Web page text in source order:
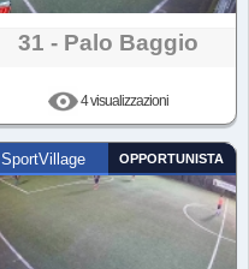
31 - Palo Baggio
4 visualizzazioni
SportVillage OPPORTUNISTA